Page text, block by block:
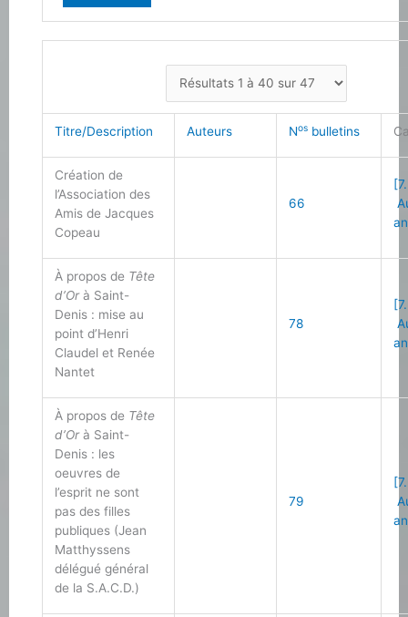
Titre/Description Auteurs Nos bulletins
Création de
l’Association des
Amis de Jacques
Copeau
66
À propos de Tête
d’Orà Saint-
Denis : mise au
point d’Henri
Claudel et Renée
Nantet
78
À propos de Tête
d’Orà Saint-
Denis : les
oeuvres de
l’esprit ne sont
pas des filles
publiques (Jean
Matthyssens
délégué général
de la S.A.C.D.)
79